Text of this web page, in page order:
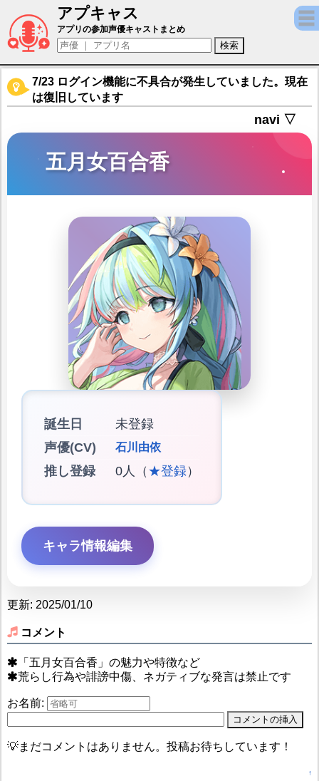
アプキャス
五月女百合香（声優：石川由依)【麻雀一番
アプリの参加声優キャストまとめ
7/23 ログイン機能に不具合が発生していました。現在
は復旧しています
navi ▽
五月女百合香
誕生日
未登録
声優(CV)
石川由依
推し登録 0人（ ★登録）
キャラ情報編集
更新: 2025/01/10
コメント
「五月女百合香」の魅力や特徴など
荒らし行為や誹謗中傷、ネガティブな発言は禁止です
お名前:
💡まだコメントはありません。投稿お待ちしています！
↑